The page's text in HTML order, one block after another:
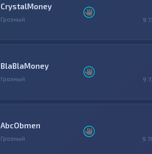
CrystalMoney
Грозный 9
BlaBlaMoney
Грозный 9
AbcObmen
Грозный 9